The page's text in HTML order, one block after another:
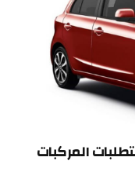
المركبات